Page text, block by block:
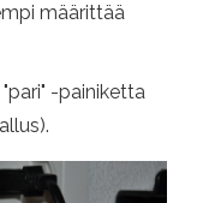
määrittää
-painiketta